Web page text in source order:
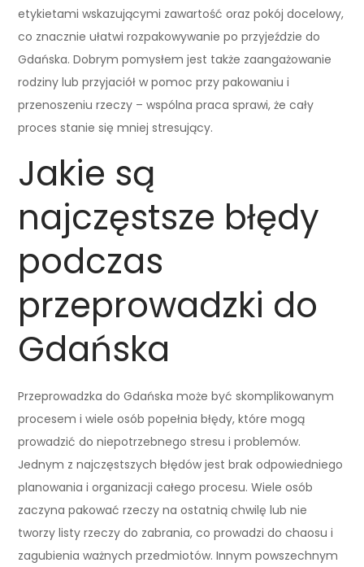
etykietami wskazującymi zawartość oraz pokój docelowy,
co znacznie ułatwi rozpakowywanie po przyjeździe do
Gdańska. Dobrym pomysłem jest także zaangażowanie
rodziny lub przyjaciół w pomoc przy pakowaniu i
przenoszeniu rzeczy – wspólna praca sprawi, że cały
proces stanie się mniej stresujący.
Jakie są
najczęstsze błędy
podczas
przeprowadzki do
Gdańska
Przeprowadzka do Gdańska może być skomplikowanym
procesem i wiele osób popełnia błędy, które mogą
prowadzić do niepotrzebnego stresu i problemów.
Jednym z najczęstszych błędów jest brak odpowiedniego
planowania i organizacji całego procesu. Wiele osób
zaczyna pakować rzeczy na ostatnią chwilę lub nie
tworzy listy rzeczy do zabrania, co prowadzi do chaosu i
zagubienia ważnych przedmiotów. Innym powszechnym